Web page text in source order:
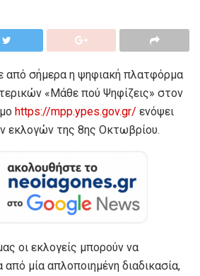
από σήμερα η ψηφιακή πλατφόρμα
«Μάθε πού Ψηφίζεις» στον
https://mpp.ypes.gov.gr/ ενόψει
εκλογών της 8ης Οκτωβρίου.
οι εκλογείς μπορούν να
μία απλοποιημένη διαδικασία,